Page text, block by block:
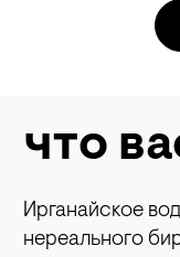
что
Ирганайское
нереального